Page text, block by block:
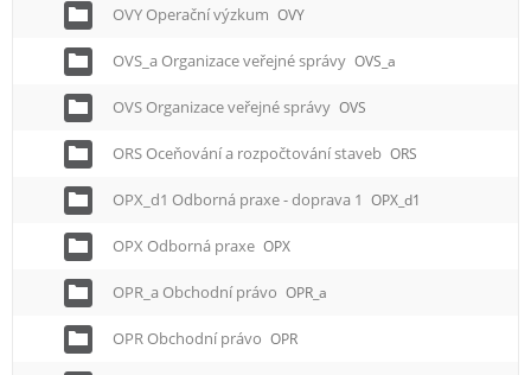
OVY Operační výzkum OVY
OVS_a Organizace veřejné správy OVS_a
OVS Organizace veřejné správy OVS
ORS Oceňování a rozpočtování staveb ORS
OPX_d1 Odborná praxe - doprava 1 OPX_d1
OPX Odborná praxe OPX
OPR_a Obchodní právo OPR_a
OPR Obchodní právo OPR